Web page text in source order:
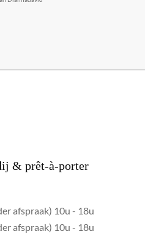
& prêt-à-porter
afspraak) 10u - 18u
afspraak) 10u - 18u